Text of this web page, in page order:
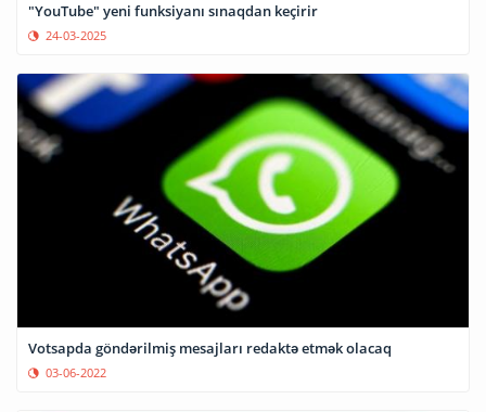
"YouTube" yeni funksiyanı sınaqdan keçirir
24-03-2025
Votsapda göndərilmiş mesajları redaktə etmək olacaq
03-06-2022